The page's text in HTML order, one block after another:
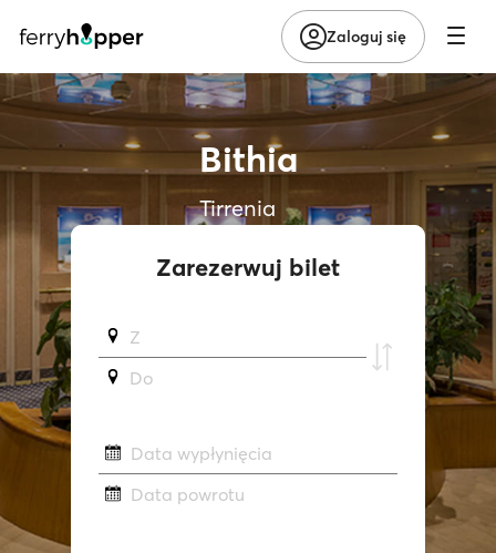
Zaloguj się
Bithia
Tirrenia
Zarezerwuj bilet
Z
Do
Data wypłynięcia
Data powrotu